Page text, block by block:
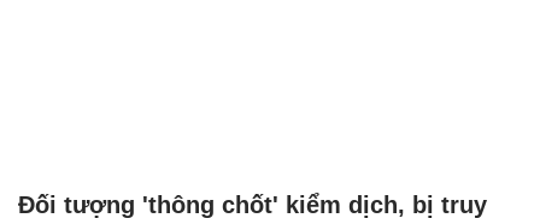
Đối tượng 'thông chốt' kiểm dịch, bị truy